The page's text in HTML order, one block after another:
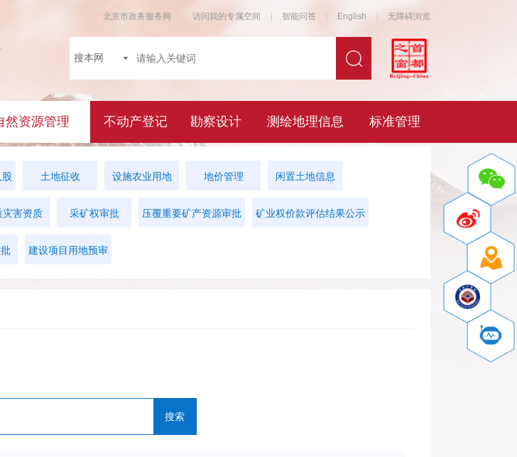
股 土地征收 设施农业用地 地价管理 闲置土地信息
灾害资质 采矿权审批 压覆重要矿产资源审批 矿业权价款评估结果公示
建设项目用地预审